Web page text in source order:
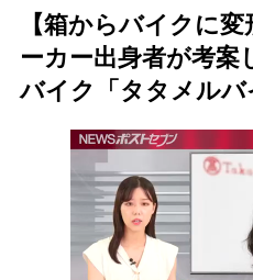
【箱からバイクに
ーカー出身者が考案
バイク「タタメル